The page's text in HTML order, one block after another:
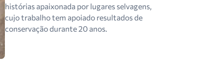
histórias apaixonada por lugares selvagens,
cujo trabalho tem apoiado resultados de
conservação durante 20 anos.